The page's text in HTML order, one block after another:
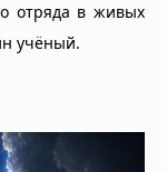
отряда в живых
учёный.